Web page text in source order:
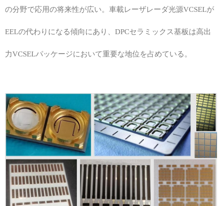
の分野で応用の将来性が広い。車載レーザレーダ光源VCSELが
EELの代わりになる傾向にあり、DPCセラミックス基板は高出
力VCSELパッケージにおいて重要な地位を占めている。